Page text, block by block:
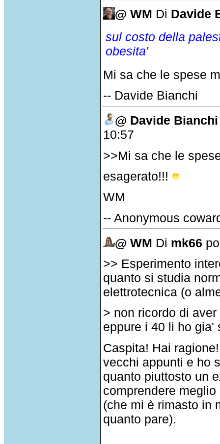
@ WM Di Davide
sul costo della
obesita'
Mi sa che le spese
-- Davide Bianchi
@ Davide Bianchi
10:57
>>Mi sa che le
esagerato!!!
WM
-- Anonymous
@ WM Di mk66
>> Esperimento
quanto si studia
elettrotecnica (o
> non ricordo di
eppure i 40 li ho
Caspita! Hai
vecchi appunti e ho
quanto piuttosto un
comprendere
(che mi è rimasto in
quanto pare).